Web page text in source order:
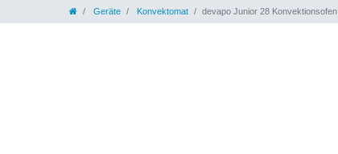
Geräte Konvektomat devapo Junior 28